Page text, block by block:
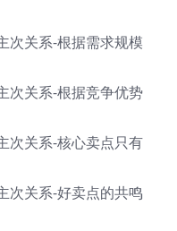
次关系-根据需求规模
次关系-根据竞争优势
次关系-核心卖点只有
次关系-好卖点的共鸣